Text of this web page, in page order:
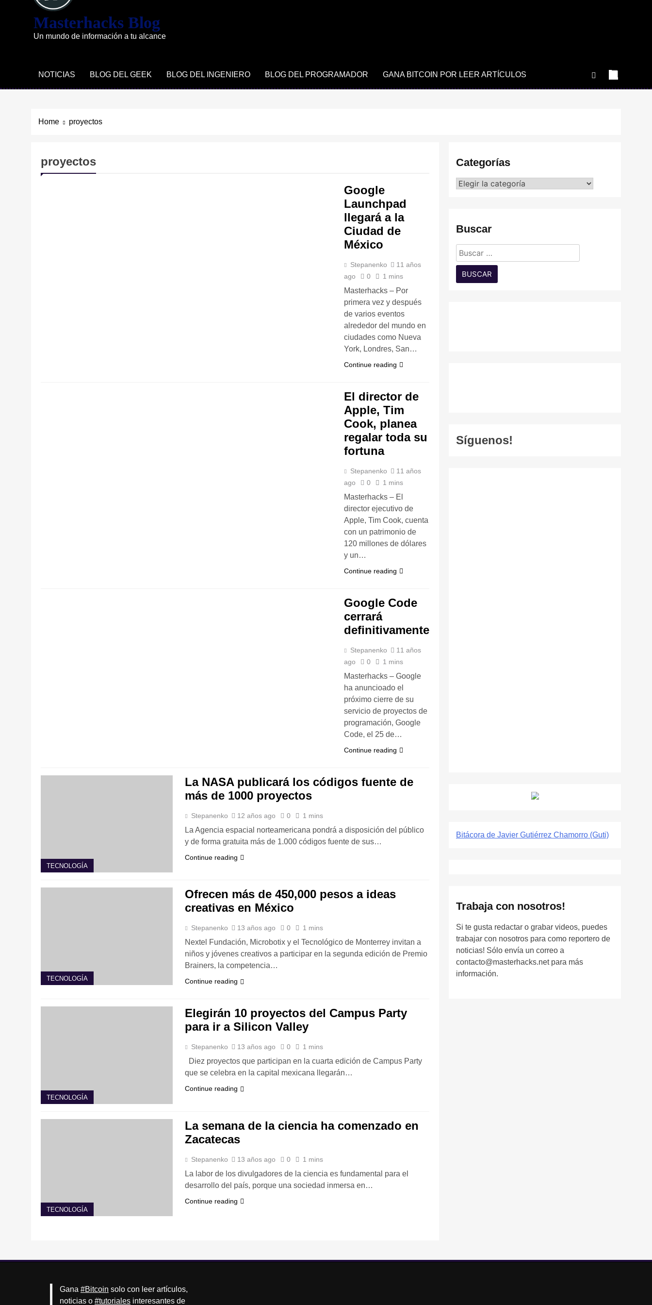
Masterhacks Blog
Un mundo de información a tu alcance
NOTICIAS BLOG DEL GEEK BLOG DEL INGENIERO BLOG DEL PROGRAMADOR GANA BITCOIN POR LEER ARTÍCULOS
Home proyectos
proyectos
Google
Launchpad
llegará a la
Ciudad de
México
Stepanenko
11 años
ago
0 1 mins
Masterhacks – Por
primera vez y después
de varios eventos
alrededor del mundo en
ciudades como Nueva
York, Londres, San…
Continue reading
El director de
Apple, Tim
Cook, planea
regalar toda su
fortuna
Stepanenko
11 años
ago
0 1 mins
Masterhacks – El
director ejecutivo de
Apple, Tim Cook, cuenta
con un patrimonio de
120 millones de dólares
y un…
Continue reading
Google Code
cerrará
definitivamente
Stepanenko
11 años
ago
0 1 mins
Masterhacks – Google
ha anuncioado el
próximo cierre de su
servicio de proyectos de
programación, Google
Code, el 25 de…
Continue reading
TECNOLOGÍA
La NASA publicará los códigos fuente de
más de 1000 proyectos
Stepanenko 12 años ago 0 1 mins
La Agencia espacial norteamericana pondrá a disposición del público
y de forma gratuita más de 1.000 códigos fuente de sus…
Continue reading
TECNOLOGÍA
Ofrecen más de 450,000 pesos a ideas
creativas en México
Stepanenko 13 años ago 0 1 mins
Nextel Fundación, Microbotix y el Tecnológico de Monterrey invitan a
niños y jóvenes creativos a participar en la segunda edición de Premio
Brainers, la competencia…
Continue reading
TECNOLOGÍA
Elegirán 10 proyectos del Campus Party
para ir a Silicon Valley
Stepanenko 13 años ago 0 1 mins
Diez proyectos que participan en la cuarta edición de Campus Party
que se celebra en la capital mexicana llegarán…
Continue reading
TECNOLOGÍA
La semana de la ciencia ha comenzado en
Zacatecas
Stepanenko 13 años ago 0 1 mins
La labor de los divulgadores de la ciencia es fundamental para el
desarrollo del país, porque una sociedad inmersa en…
Continue reading
Categorías
Categorías
Buscar
Buscar:
Síguenos!
Bitácora de Javier Gutiérrez Chamorro (Guti)
Trabaja con nosotros!
Si te gusta redactar o grabar videos, puedes
trabajar con nosotros para como reportero de
noticias! Sólo envía un correo a
contacto@masterhacks.net para más
información.
Gana #Bitcoin solo con leer artículos,
noticias o #tutoriales interesantes de